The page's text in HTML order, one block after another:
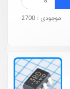
موجودی : 2700